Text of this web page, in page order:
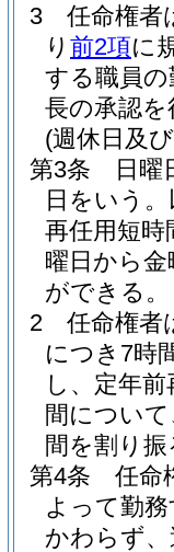
3
任命権者
り 前2項に
する職員
長の承認
(週休日及
第3条
日曜
日をいう
再任用短
曜日から
ができる。
2
任命権者
につき7時
し、定年
間につい
間を割り
第4条
任命
よって勤
かわらず